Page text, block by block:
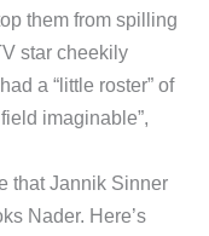
them from spilling
star cheekily
a “little roster” of
imaginable”,
that Jannik Sinner
Nader. Here’s